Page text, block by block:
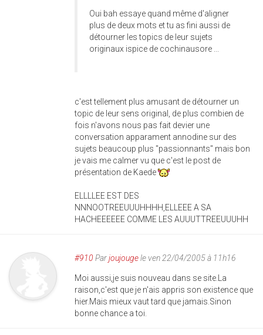
Oui bah essaye quand même d'aligner
plus de deux mots et tu as fini aussi de
détourner les topics de leur sujets
originaux ispice de cochinausore ...
c'est tellement plus amusant de détourner un
topic de leur sens original, de plus combien de
fois n'avons nous pas fait devier une
conversation apparament annodine sur des
sujets beaucoup plus "passionnants" mais bon
je vais me calmer vu que c'est le post de
présentation de Kaede
ELLLLEE EST DES
NNNOOTREEUUUHHHH,ELLEEE A SA
HACHEEEEEE COMME LES AUUUTTREEUUUHH
#910 Parjoujougele ven 22/04/2005 à 11h16
Moi aussi,je suis nouveau dans se site.La
raison,c'est que je n'ais appris son existence que
hier.Mais mieux vaut tard que jamais.Sinon
bonne chance a toi.